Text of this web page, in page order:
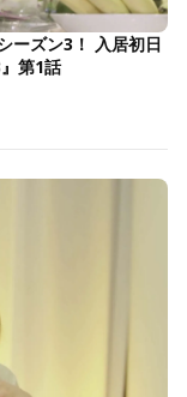
ーズン3！ 入居初日
第1話